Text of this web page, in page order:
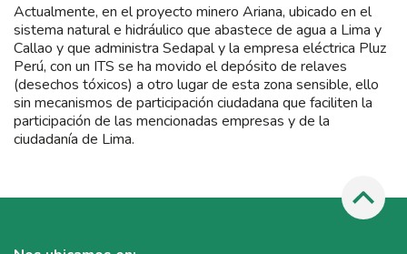
Actualmente, en el proyecto minero Ariana, ubicado en el
sistema natural e hidráulico que abastece de agua a Lima y
Callao y que administra Sedapal y la empresa eléctrica Pluz
Perú, con un ITS se ha movido el depósito de relaves
(desechos tóxicos) a otro lugar de esta zona sensible, ello
sin mecanismos de participación ciudadana que faciliten la
participación de las mencionadas empresas y de la
ciudadanía de Lima.